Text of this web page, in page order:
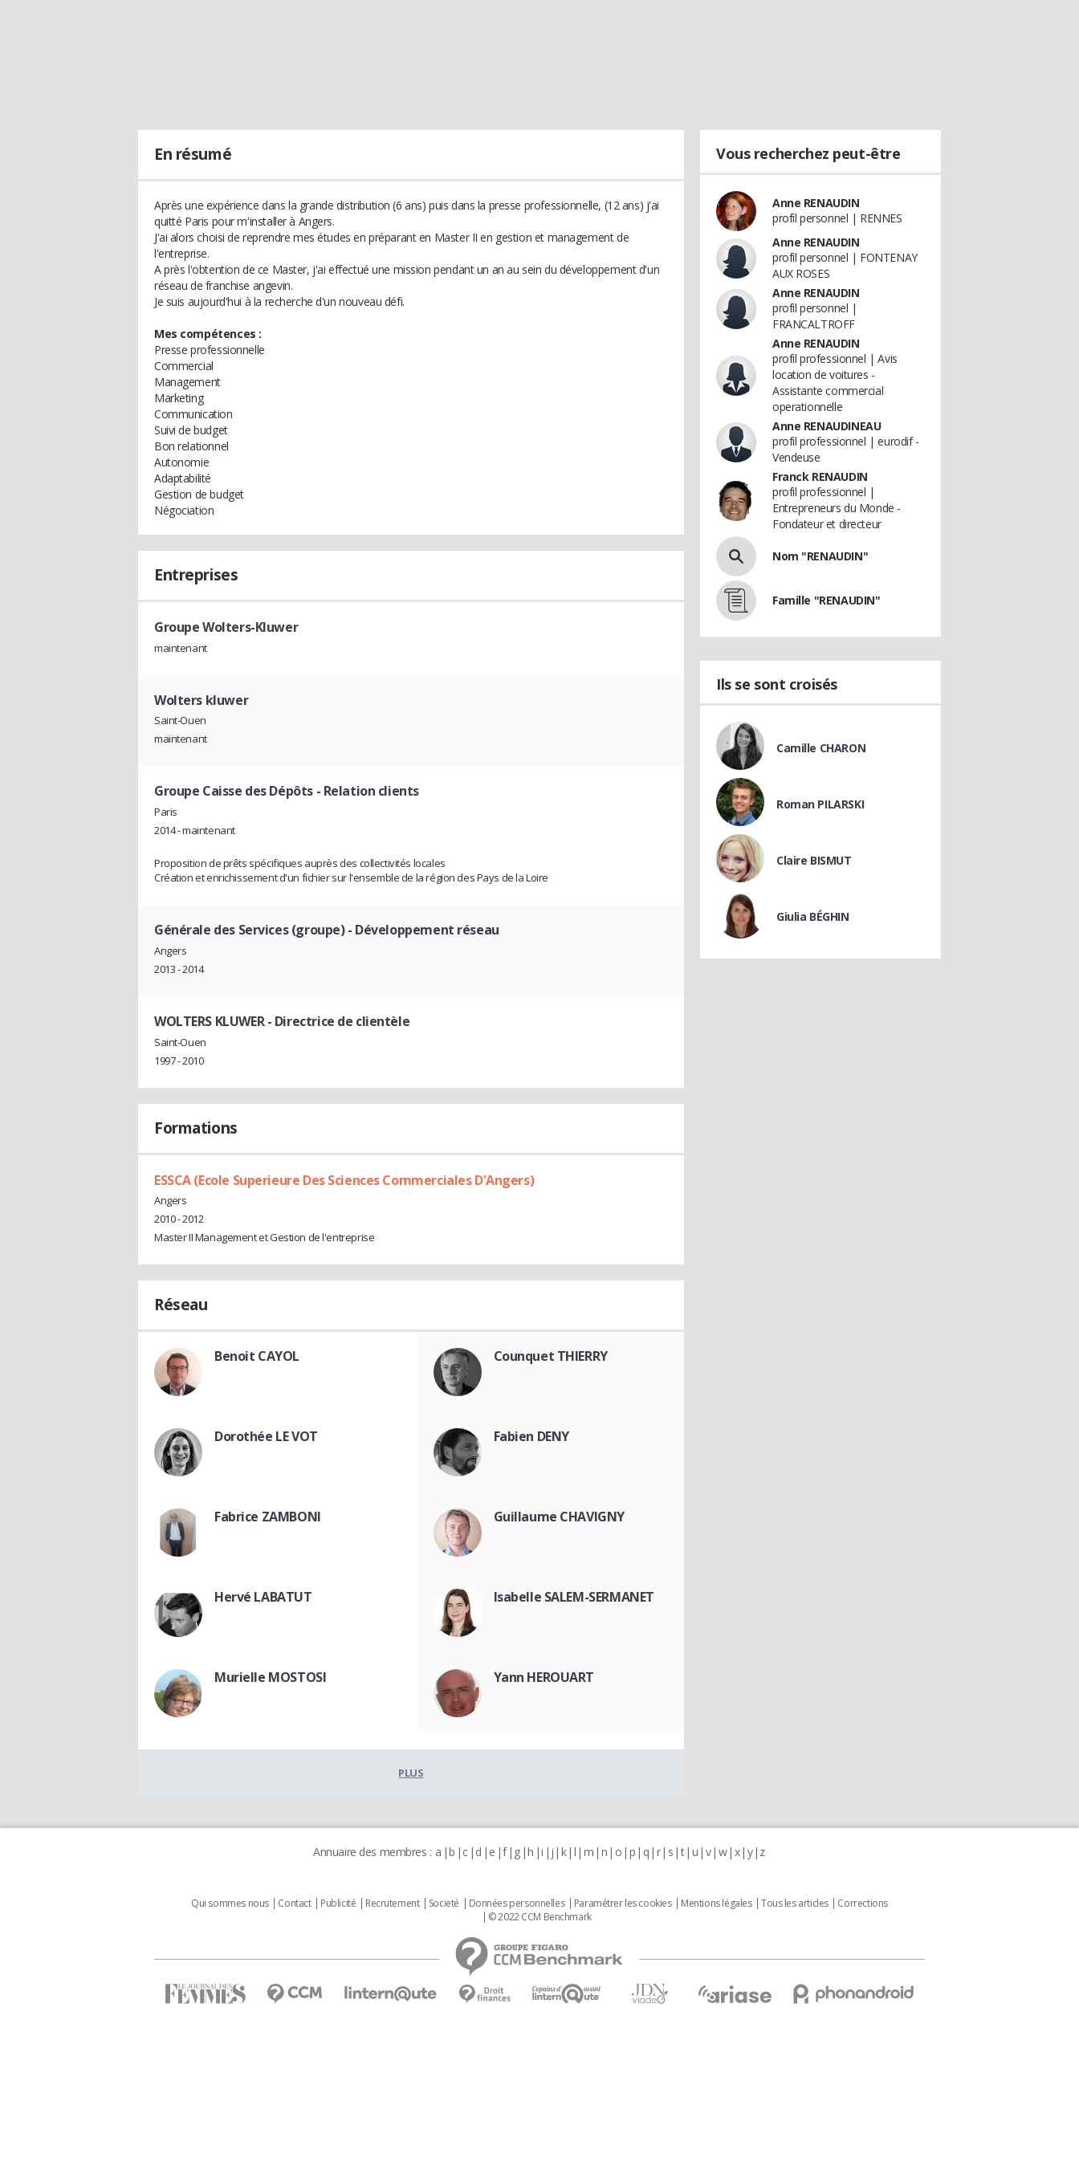
En résumé
Après une expérience dans la grande distribution (6 ans) puis dans la presse professionnelle, (12 ans) j'ai
quitté Paris pour m'installer à Angers.
J'ai alors choisi de reprendre mes études en préparant en Master II en gestion et management de
l'entreprise.
A près l'obtention de ce Master, j'ai effectué une mission pendant un an au sein du développement d'un
réseau de franchise angevin.
Je suis aujourd'hui à la recherche d'un nouveau défi.
Mes compétences :
Presse professionnelle
Commercial
Management
Marketing
Communication
Suivi de budget
Bon relationnel
Autonomie
Adaptabilité
Gestion de budget
Négociation
Entreprises
Groupe Wolters-Kluwer
maintenant
Wolters kluwer
Saint-Ouen
maintenant
Groupe Caisse des Dépôts- Relation clients
Paris
2014 - maintenant
Proposition de prêts spécifiques auprès des collectivités locales
Création et enrichissement d'un fichier sur l'ensemble de la région des Pays de la Loire
Générale des Services (groupe)- Développement réseau
Angers
2013 - 2014
WOLTERS KLUWER- Directrice de clientèle
Saint-Ouen
1997 - 2010
Formations
ESSCA (Ecole Superieure Des Sciences Commerciales D'Angers)
Angers
2010 - 2012
Master II Management et Gestion de l'entreprise
Réseau
Benoit CAYOL Counquet THIERRY
Dorothée LE VOT Fabien DENY
Fabrice ZAMBONI Guillaume CHAVIGNY
Hervé LABATUT Isabelle SALEM-SERMANET
Murielle MOSTOSI Yann HEROUART
PLUS
Vous recherchez peut-être
Anne RENAUDIN
profil personnel | RENNES
Anne RENAUDIN
profil personnel | FONTENAY
AUX ROSES
Anne RENAUDIN
profil personnel |
FRANCALTROFF
Anne RENAUDIN
profil professionnel | Avis
location de voitures -
Assistante commercial
operationnelle
Anne RENAUDINEAU
profil professionnel | eurodif -
Vendeuse
Franck RENAUDIN
profil professionnel |
Entrepreneurs du Monde -
Fondateur et directeur
Nom "RENAUDIN"
Famille "RENAUDIN"
Ils se sont croisés
Camille CHARON
Roman PILARSKI
Claire BISMUT
Giulia BÉGHIN
Annuaire des membres : a b c d e f g h i j k l m n o p q r s t u v w x y z
Qui sommes nous Contact Publicité Recrutement Societé Données personnelles Paramétrer les cookies Mentions légales Tous les articles
Corrections
© 2022 CCM Benchmark